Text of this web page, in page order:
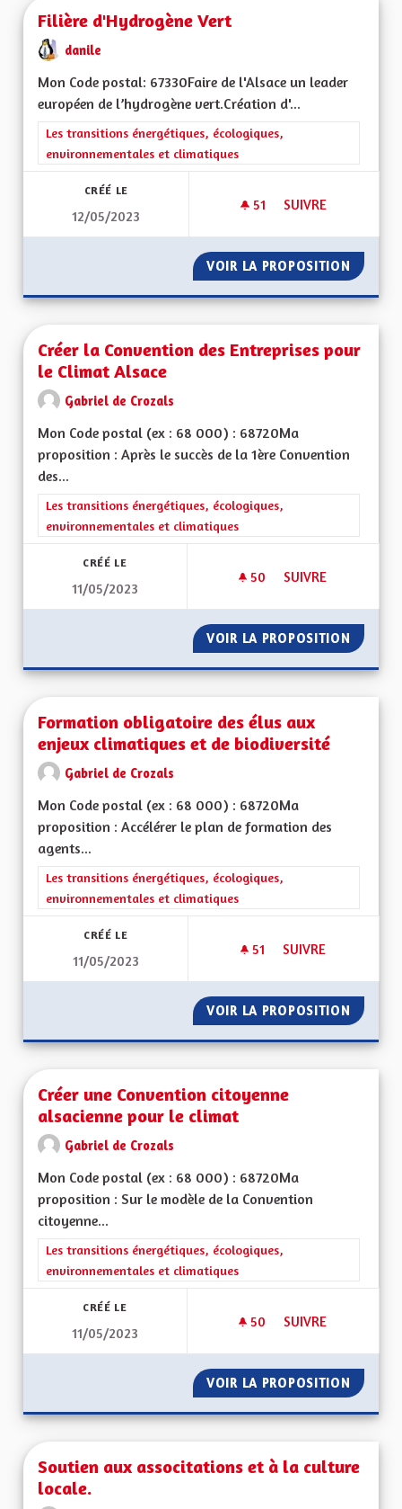
Filière d'Hydrogène Vert
danile
Mon Code postal: 67330Faire de l'Alsace un leader
européen de l’hydrogène vert.Création d'...
Filtrer les résultats de la catégorie : Les transitions
Les transitions énergétiques, écologiques,
environnementales et climatiques
CRÉÉ LE
12/05/2023
51 51 ABONNÉS
SUIVRE
VOIR LA PROPOSITION
Créer la Convention des Entreprises pour
le Climat Alsace
Gabriel de Crozals
Mon Code postal (ex : 68 000) : 68720Ma
proposition : Après le succès de la 1ère Convention
des...
Filtrer les résultats de la catégorie : Les transitions
Les transitions énergétiques, écologiques,
environnementales et climatiques
CRÉÉ LE
11/05/2023
50 50 ABONNÉS
SUIVRE
VOIR LA PROPOSITION
Formation obligatoire des élus aux
enjeux climatiques et de biodiversité
Gabriel de Crozals
Mon Code postal (ex : 68 000) : 68720Ma
proposition : Accélérer le plan de formation des
agents...
Filtrer les résultats de la catégorie : Les transitions
Les transitions énergétiques, écologiques,
environnementales et climatiques
CRÉÉ LE
11/05/2023
51 51 ABONNÉS
SUIVRE
VOIR LA PROPOSITION
Créer une Convention citoyenne
alsacienne pour le climat
Gabriel de Crozals
Mon Code postal (ex : 68 000) : 68720Ma
proposition : Sur le modèle de la Convention
citoyenne...
Filtrer les résultats de la catégorie : Les transitions
Les transitions énergétiques, écologiques,
environnementales et climatiques
CRÉÉ LE
11/05/2023
50 50 ABONNÉS
SUIVRE
VOIR LA PROPOSITION
Soutien aux associtations et à la culture
locale.